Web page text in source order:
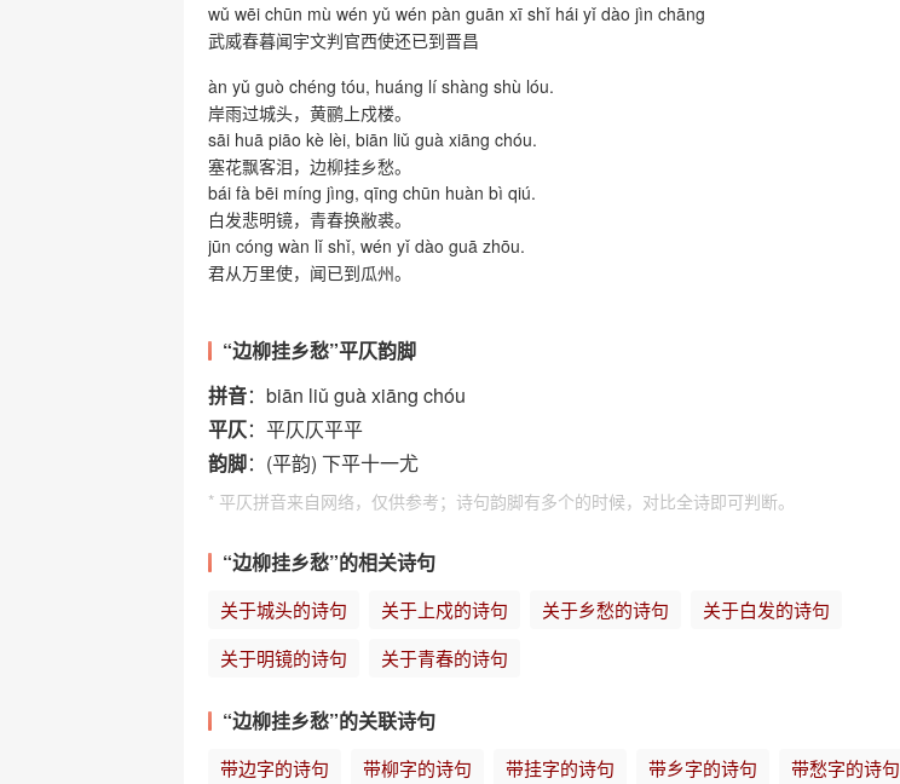
wǔ wēi chūn mù wén yǔ wén pàn guān xī shǐ hái yǐ dào jìn chāng
武威春暮闻宇文判官西使还已到晋昌
àn yǔ guò chéng tóu, huáng lí shàng shù lóu.
岸雨过城头，黄鹂上戍楼。
sāi huā piāo kè lèi, biān liǔ guà xiāng chóu.
塞花飘客泪，边柳挂乡愁。
bái fà bēi míng jìng, qīng chūn huàn bì qiú.
白发悲明镜，青春换敝裘。
jūn cóng wàn lǐ shǐ, wén yǐ dào guā zhōu.
君从万里使，闻已到瓜州。
“边柳挂乡愁”平仄韵脚
拼音：biān liǔ guà xiāng chóu
平仄：平仄仄平平
韵脚：(平韵) 下平十一尤
* 平仄拼音来自网络，仅供参考；诗句韵脚有多个的时候，对比全诗即可判断。
“边柳挂乡愁”的相关诗句
关于城头的诗句 关于上戍的诗句 关于乡愁的诗句
关于白发的诗句
关于明镜的诗句
关于青春的诗句
“边柳挂乡愁”的关联诗句
带边字的诗句 带柳字的诗句 带挂字的诗句 带乡字的诗句 带愁字的诗句